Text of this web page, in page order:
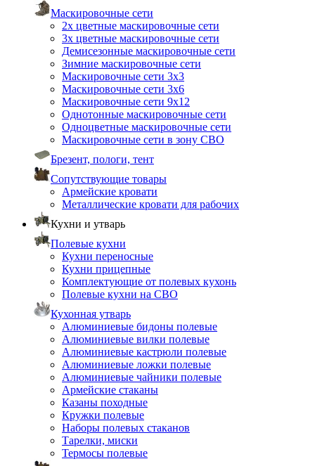
Маскировочные сети
2х цветные маскировочные сети
3х цветные маскировочные сети
Демисезонные маскировочные сети
Зимние маскировочные сети
Маскировочные сети 3х3
Маскировочные сети 3х6
Маскировочные сети 9х12
Однотонные маскировочные сети
Одноцветные маскировочные сети
Маскировочные сети в зону СВО
Брезент, пологи, тент
Сопутствующие товары
Армейские кровати
Металлические кровати для рабочих
Кухни и утварь
Полевые кухни
Кухни переносные
Кухни прицепные
Комплектующие от полевых кухонь
Полевые кухни на СВО
Кухонная утварь
Алюминиевые бидоны полевые
Алюминиевые вилки полевые
Алюминиевые кастрюли полевые
Алюминиевые ложки полевые
Алюминиевые чайники полевые
Армейские стаканы
Казаны походные
Кружки полевые
Наборы полевых стаканов
Тарелки, миски
Термосы полевые